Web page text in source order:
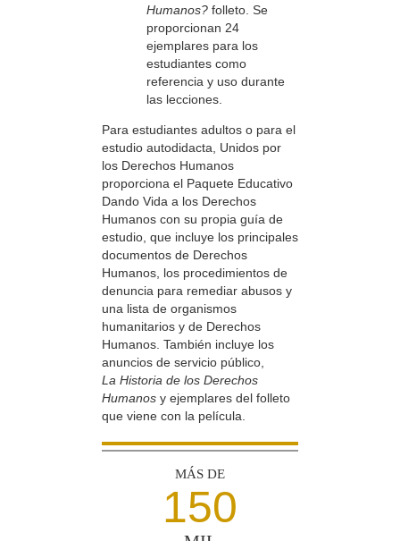
Humanos? folleto. Se
proporcionan 24
ejemplares para los
estudiantes como
referencia y uso durante
las lecciones.
Para estudiantes adultos o para el
estudio autodidacta, Unidos por
los Derechos Humanos
proporciona el Paquete Educativo
Dando Vida a los Derechos
Humanos con su propia guía de
estudio, que incluye los principales
documentos de Derechos
Humanos, los procedimientos de
denuncia para remediar abusos y
una lista de organismos
humanitarios y de Derechos
Humanos. También incluye los
anuncios de servicio público,
La Historia de los Derechos
Humanos y ejemplares del folleto
que viene con la película.
MÁS DE
150